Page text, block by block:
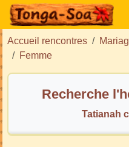
Accueil rencontres
Femme
Recherche
Tatianah